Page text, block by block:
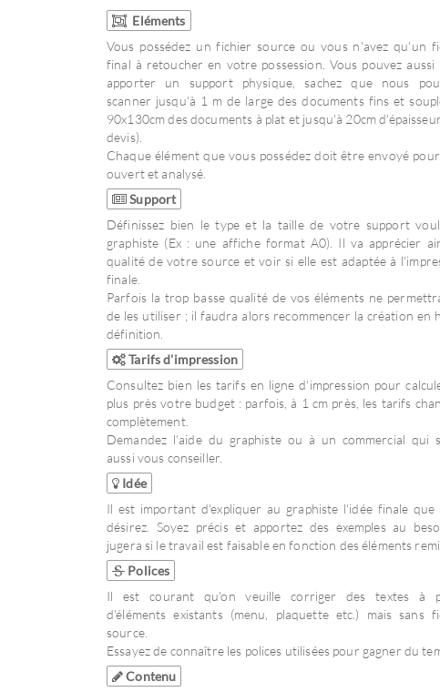
Eléments
Vous possédez un fichier source ou vous n'avez qu'un
final à retoucher en votre possession. Vous pouvez aussi
apporter un support physique, sachez que nous
scanner jusqu'à 1 m de large des documents fins et
90x130cm des documents à plat et jusqu'à 20cm
devis).
Chaque élément que vous possédez doit être envoyé
ouvert et analysé.
Support
Définissez bien le type et la taille de votre support
graphiste (Ex : une affiche format A0). Il va apprécier
qualité de votre source et voir si elle est adaptée à
finale.
Parfois la trop basse qualité de vos éléments ne
de les utiliser ; il faudra alors recommencer la création en
définition.
Tarifs d'impression
Consultez bien les tarifs en ligne d'impression pour
plus près votre budget : parfois, à 1 cm près, les tarifs
complètement.
Demandez l'aide du graphiste ou à un commercial qui
aussi vous conseiller.
Idée
Il est important d'expliquer au graphiste l'idée finale que
désirez. Soyez précis et apportez des exemples au
jugera si le travail est faisable en fonction des éléments
Polices
Il est courant qu'on veuille corriger des textes à
d'éléments existants (menu, plaquette etc.) mais sans
source.
Essayez de connaître les polices utilisées pour gagner du
Contenu